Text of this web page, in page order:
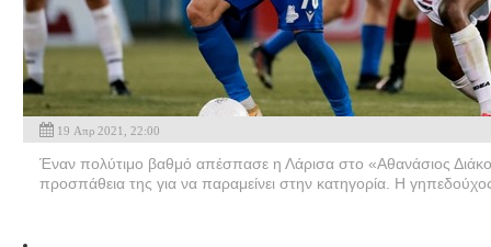
19 Απρ 2021, 22:00
Έναν πολύτιμο βαθμό απέσπασε η Λάρισα στο «Αθανάσιος
προσπάθεια της για να παραμείνει στην κατηγορία. Η